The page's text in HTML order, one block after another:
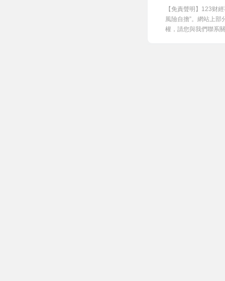
【免責聲明】123财
風險自擔”。網站上
權，請您與我們聯系